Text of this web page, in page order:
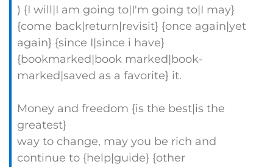
) {I will|I am going to|I'm going to|I may}
{come back|return|revisit} {once again|yet
again} {since I|since i have}
{bookmarked|book marked|book-
marked|saved as a favorite} it.
Money and freedom {is the best|is the
greatest}
way to change, may you be rich and
continue to {help|guide} {other